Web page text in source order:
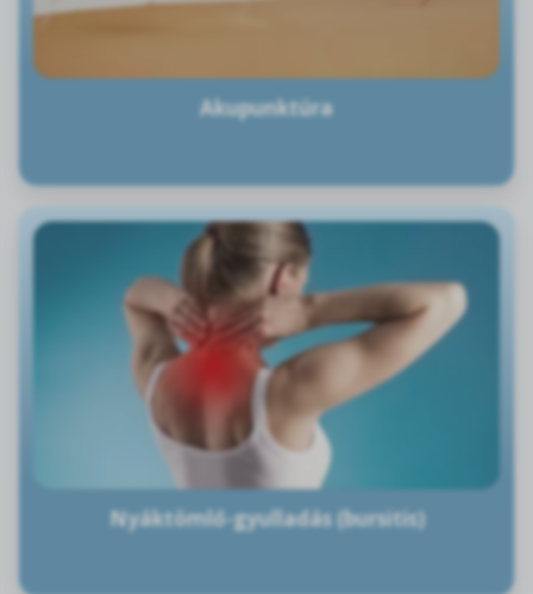
Akupunktúra
Nyáktömlő-gyulladás (bursitis)